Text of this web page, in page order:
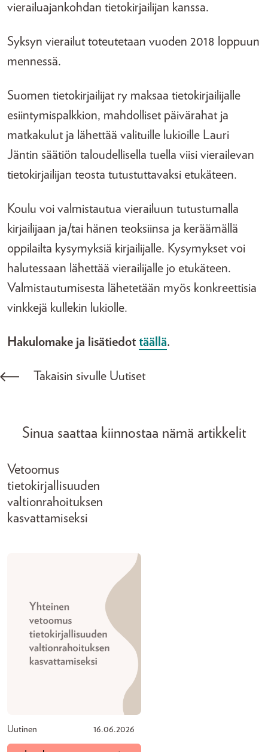
vierailuajankohdan tietokirjailijan kanssa.
Syksyn vierailut toteutetaan vuoden 2018 loppuun
mennessä.
Suomen tietokirjailijat ry maksaa tietokirjailijalle
esiintymispalkkion, mahdolliset päivärahat ja
matkakulut ja lähettää valituille lukioille Lauri
Jäntin säätiön taloudellisella tuella viisi vierailevan
tietokirjailijan teosta tutustuttavaksi etukäteen.
Koulu voi valmistautua vierailuun tutustumalla
kirjailijaan ja/tai hänen teoksiinsa ja keräämällä
oppilailta kysymyksiä kirjailijalle. Kysymykset voi
halutessaan lähettää vierailijalle jo etukäteen.
Valmistautumisesta lähetetään myös konkreettisia
vinkkejä kullekin lukiolle.
Hakulomake ja lisätiedot täällä.
Takaisin sivulle Uutiset
Sinua saattaa kiinnostaa nämä artikkelit
Vetoomus
tietokirjallisuuden
valtionrahoituksen
kasvattamiseksi
Uutinen 16.06.2026